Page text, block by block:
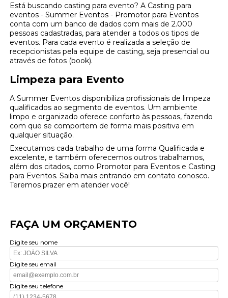
Está buscando casting para evento? A Casting para
eventos - Summer Eventos - Promotor para Eventos
conta com um banco de dados com mais de 2.000
pessoas cadastradas, para atender a todos os tipos de
eventos. Para cada evento é realizada a seleção de
recepcionistas pela equipe de casting, seja presencial ou
através de fotos (book).
Limpeza para Evento
A Summer Eventos disponibiliza profissionais de limpeza
qualificados ao segmento de eventos. Um ambiente
limpo e organizado oferece conforto às pessoas, fazendo
com que se comportem de forma mais positiva em
qualquer situação.
Executamos cada trabalho de uma forma Qualificada e
excelente, e também oferecemos outros trabalhamos,
além dos citados, como Promotor para Eventos e Casting
para Eventos. Saiba mais entrando em contato conosco.
Teremos prazer em atender você!
FAÇA UM ORÇAMENTO
Digite seu nome
Digite seu email
Digite seu telefone